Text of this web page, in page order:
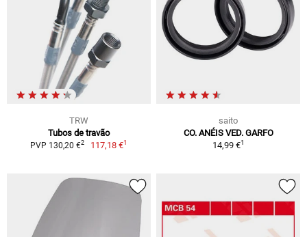
TRW
Tubos de travão
PVP 130,20 €2 117,18 €1
saito
CO. ANÉIS VED. GARFO
14,99 €1